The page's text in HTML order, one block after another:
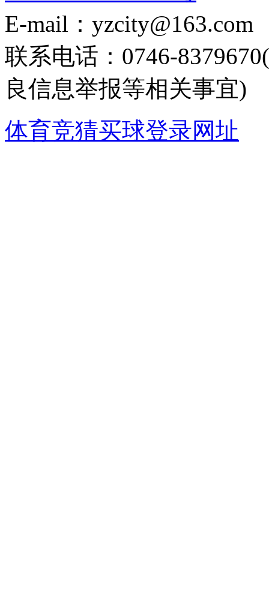
E-mail：yzcity@163.com
联系电话：0746-
良信息举报等相关事宜)
体育竞猜买球登录网址